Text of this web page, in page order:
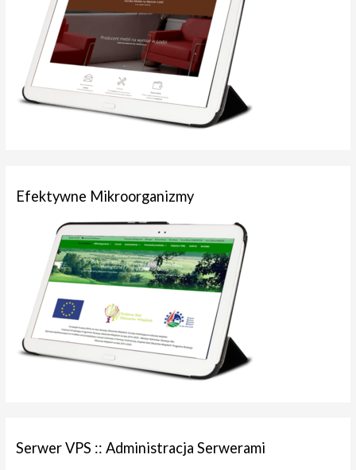
Efektywne Mikroorganizmy
Serwer VPS :: Administracja Serwerami